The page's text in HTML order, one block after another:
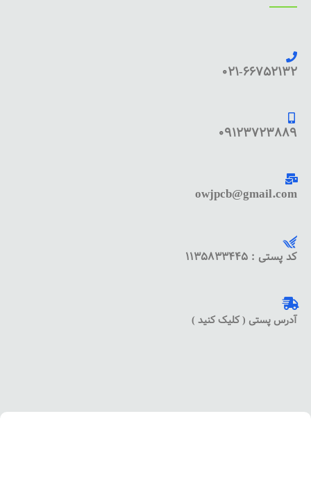
021-66752132
09123723889
owjpcb@gmail.com
کد پستی : 1135833445
آدرس پستی ( کلیک کنید )